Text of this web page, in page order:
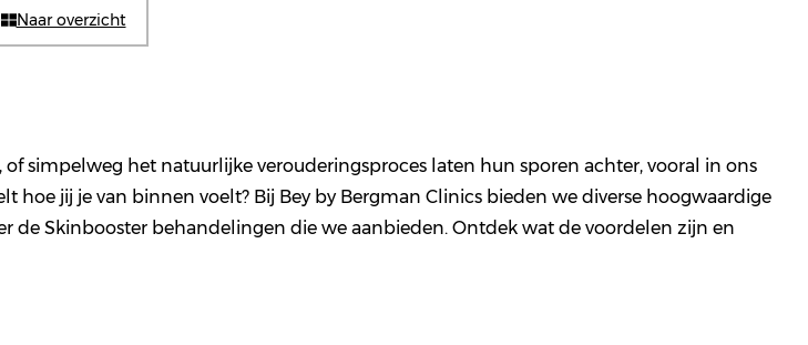
Naar overzicht
simpelweg het natuurlijke verouderingsproces laten hun sporen achter, vooral in ons
hoe jij je van binnen voelt? Bij Bey by Bergman Clinics bieden we diverse hoogwaardige
de Skinbooster behandelingen die we aanbieden. Ontdek wat de voordelen zijn en